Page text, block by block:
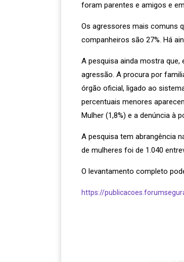
foram parentes e amigos e
Os agressores mais comuns
companheiros são 27%. Há
A pesquisa ainda mostra
agressão. A procura por
órgão oficial, ligado ao
percentuais menores
Mulher (1,8%) e a denúncia à
A pesquisa tem abrangência
de mulheres foi de 1.040
O levantamento completo
https://